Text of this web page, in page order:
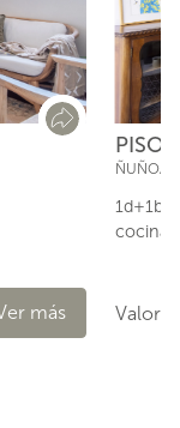
más
PISO
ÑUÑOA
1d+1b |
cocina
Valor: